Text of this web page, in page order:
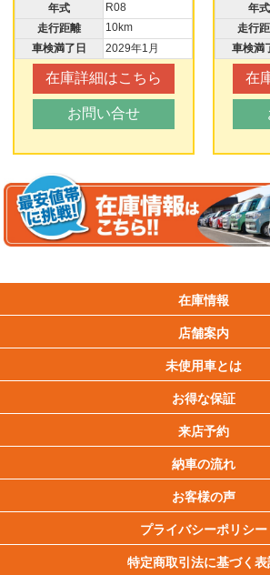
年式
R08
走行距離
10km
車検満了日
2029年1月
在庫詳細はこちら
お問い合せ
年式
走行
車検満
在
在庫情報
店舗案内
未使用車とは
お得な保証
来店予約
納車の流れ
お客様の声
プライバシーポリシー
特定商取引法に基づく表